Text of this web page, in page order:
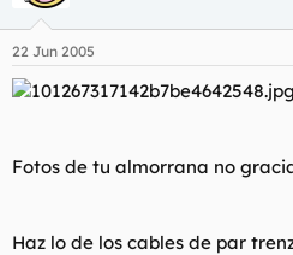
22 Jun 2005
Fotos de tu almorrana no
Haz lo de los cables de par